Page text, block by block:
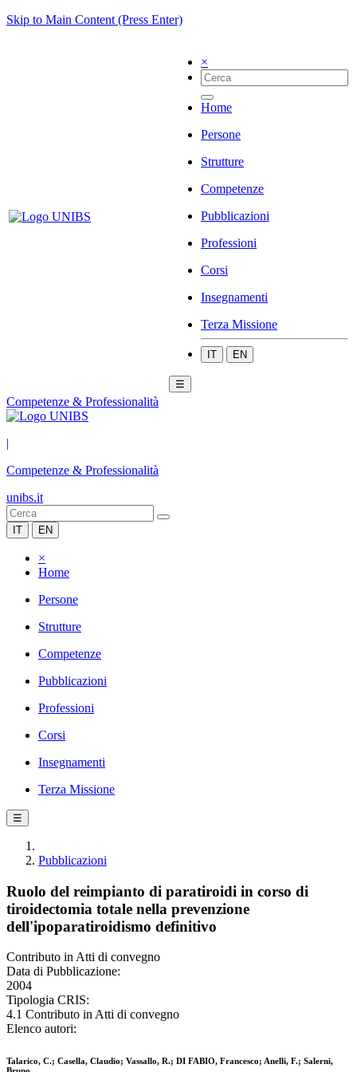
Skip to Main Content (Press Enter)
×
Home
Persone
Strutture
Competenze
Pubblicazioni
Professioni
Corsi
Insegnamenti
Terza Missione
IT EN
☰
Competenze & Professionalità
|
Competenze & Professionalità
unibs.it
IT EN
×
Home
Persone
Strutture
Competenze
Pubblicazioni
Professioni
Corsi
Insegnamenti
Terza Missione
☰
Pubblicazioni
Ruolo del reimpianto di paratiroidi in corso di
tiroidectomia totale nella prevenzione
dell'ipoparatiroidismo definitivo
Contributo in Atti di convegno
Data di Pubblicazione:
2004
Tipologia CRIS:
4.1 Contributo in Atti di convegno
Elenco autori:
Talarico, C.; Casella, Claudio; Vassallo, R.; DI FABIO, Francesco; Anelli, F.; Salerni,